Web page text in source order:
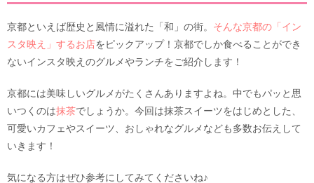
京都といえば歴史と風情に溢れた「和」の街。 そんな京都の「イン
スタ映え」するお店をピックアップ！京都でしか食べることができ
ないインスタ映えのグルメやランチをご紹介します！
京都には美味しいグルメがたくさんありますよね。中でもパッと思
いつくのは抹茶でしょうか。今回は抹茶スイーツをはじめとした、
可愛いカフェやスイーツ、おしゃれなグルメなども多数お伝えして
いきます！
気になる方はぜひ参考にしてみてくださいね♪